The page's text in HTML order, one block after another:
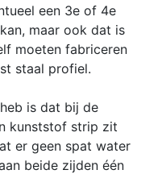
een 3e of 4e
maar ook dat is
moeten fabriceren
staal profiel.
is dat bij de
kunststof strip zit
er geen spat water
beide zijden één